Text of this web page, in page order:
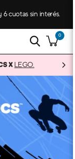
6 cuotas sin interés.
0
X LEGO.